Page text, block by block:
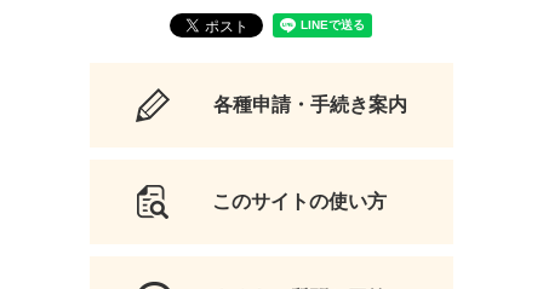
各種申請・手続き案内
このサイトの使い方